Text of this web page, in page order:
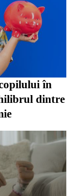
în
dintre